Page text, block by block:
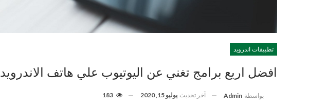
تطبيقات اندرويد
افضل اربع برامج تغني عن اليوتيوب علي هاتف الاندرويد
بواسطة Admin آخر تحديث يوليو 15, 2020 183